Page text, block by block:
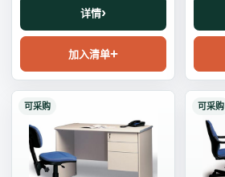
详情
加入清单
可采购 可采购